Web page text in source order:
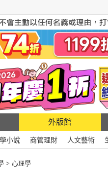
外版館
小說 商管理財 人文藝術
> 心理學